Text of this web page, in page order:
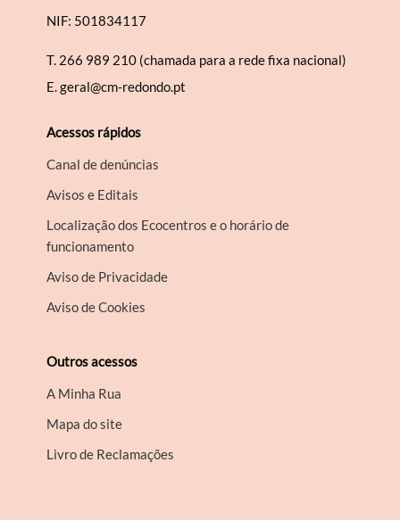
NIF: 501834117
T. 266 989 210 (chamada para a rede fixa nacional)
E.geral@cm-redondo.pt
Acessos rápidos
Canal de denúncias
Avisos e Editais
Localização dos Ecocentros e o horário de
funcionamento
Aviso de Privacidade
Aviso de Cookies
Outros acessos
A Minha Rua
Mapa do site
Livro de Reclamações